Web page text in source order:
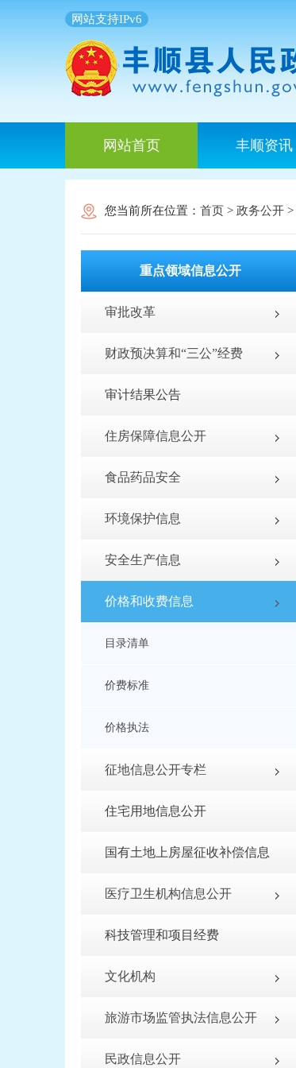
网站支持IPv6
网站首页 丰顺资讯
您当前所在位置： 首页 > 政务公开 >
重点领域信息公开
审批改革
财政预决算和“三公”经费
审计结果公告
住房保障信息公开
食品药品安全
环境保护信息
安全生产信息
价格和收费信息
目录清单
价费标准
价格执法
征地信息公开专栏
住宅用地信息公开
国有土地上房屋征收补偿信息
医疗卫生机构信息公开
科技管理和项目经费
文化机构
旅游市场监管执法信息公开
民政信息公开